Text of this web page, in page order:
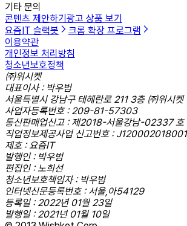
기타 문의
콘텐츠 제안하기 광고 상품 보기
요즘IT 슬랙봇
크롬 확장 프로그램
이용약관
개인정보 처리방침
청소년보호정책
㈜위시켓
대표이사 : 박우범
서울특별시 강남구 테헤란로 211 3층 ㈜위시켓
사업자등록번호 : 209-81-57303
통신판매업신고 : 제2018-서울강남-02337 호
직업정보제공사업 신고번호 :
제호 : 요즘IT
발행인 : 박우범
편집인 : 노희선
청소년보호책임자 : 박우범
인터넷신문등록번호 : 서울,아54129
등록일 : 2022년 01월 23일
발행일 : 2021년 01월 10일